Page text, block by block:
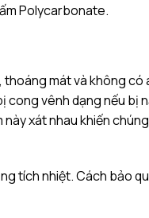
Polycarbonate.
thoáng mát và không có
cong vênh dạng nếu bị
xát nhau khiến
tích nhiệt. Cách bảo